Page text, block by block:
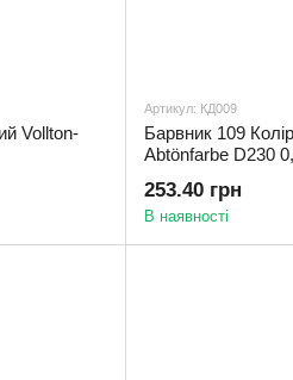
Vollton-
Артикул: КД009
Барвник 109
Abtönfarbe D230
253.40 грн
В наявності